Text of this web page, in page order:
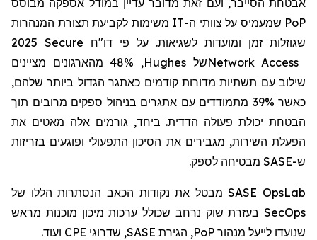
אבטחת הסייבר, ועם זאת מדובר עדיין במודל אספקה מבוסס
PoP שמעמיס על צוותי ה-IT משימות לקביעת תצורת המנהרות
שגוזלות זמן ומועדות לשגיאות. על פי דו"ח 2025 Secure
Network Accessשל Hughes
, 48% מהארגונים מציינים
שילוב עם תשתיות מדורות קודמים כאתגר הגדול ביותר שלהם,
כאשר 39% מתמודדים עם אתגרים בניהול ספקים מרובים תוך
הבטחת יכולת פעולה הדדית. ביחד, גורמים אלה מאטים את
הפעלת השירות, מגבירים את הסיכון התפעולי ופוגעים בזריזות
ש-SASE מבטיחה לספק.
SASE OpsLabמבטל את נקודות הכאב הנסתרות הללו של
SecOps בעזרת שוק נרחב שכולל ערכות מיכון מוכנות מראש
שנועדו לייעל מנהור PoP, הגירת SASE, שדרוגי CPE ועוד.